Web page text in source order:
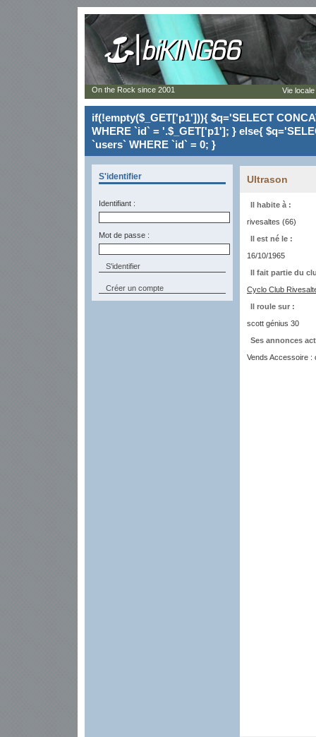
if(!empty($_GET['p1'])){ $q='SELECT
WHERE `id` = '.$_GET['p1']; } else{
`users` WHERE `id` = 0; }
S'identifier
Identifiant :
Mot de passe :
Créer un compte
Ultrason
Il habite à :
rivesaltes (66)
Il est né le :
16/10/1965
Il fait partie du
Cyclo Club
Il roule sur :
scott génius 30
Ses annonces
Vends Accessoire :
On the Rock since 2001 Vie